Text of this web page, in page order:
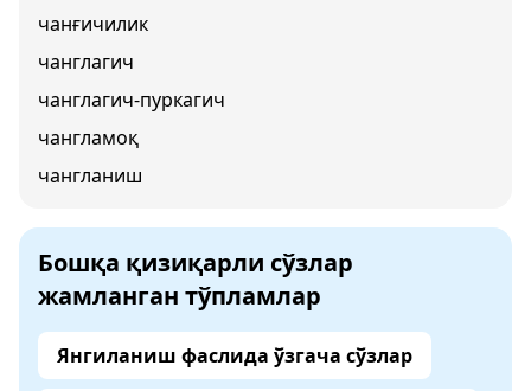
чанғичилик
чанглагич
чанглагич-пуркагич
чангламоқ
чангланиш
Бошқа қизиқарли сўзлар
жамланган тўпламлар
Янгиланиш фаслида ўзгача сўзлар